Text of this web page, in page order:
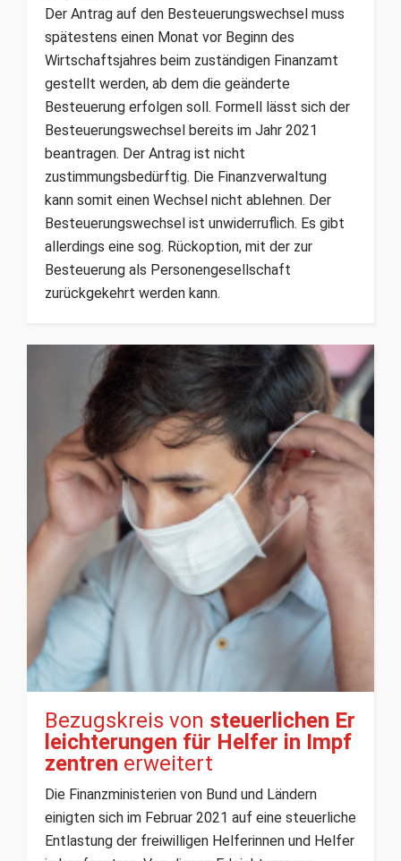
Der Antrag auf den Besteuerungswechsel muss
spätestens einen Monat vor Beginn des
Wirtschaftsjahres beim zuständigen Finanzamt
gestellt werden, ab dem die geänderte
Besteuerung erfolgen soll. Formell lässt sich der
Besteuerungswechsel bereits im Jahr 2021
beantragen. Der Antrag ist nicht
zustimmungsbedürftig. Die Finanzverwaltung
kann somit einen Wechsel nicht ablehnen. Der
Besteuerungswechsel ist unwiderruflich. Es gibt
allerdings eine sog. Rückoption, mit der zur
Besteuerung als Personengesellschaft
zurückgekehrt werden kann.
Bezugskreis von steuerlichen Er
leichterungen für Helfer in Impf
zentren erweitert
Die Finanzministerien von Bund und Ländern
einigten sich im Februar 2021 auf eine steuerliche
Entlastung der freiwilligen Helferinnen und Helfer